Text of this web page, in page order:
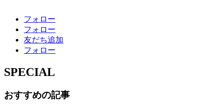
フォロー
フォロー
友だち追加
フォロー
SPECIAL
おすすめの記事